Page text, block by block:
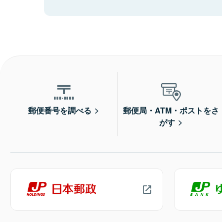
郵便番号を調べる
郵便局・ATM・ポストをさ
がす